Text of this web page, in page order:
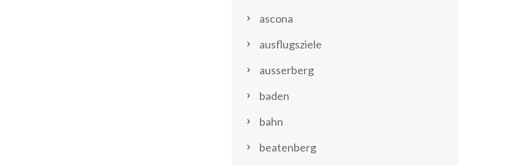
ascona
ausflugsziele
ausserberg
baden
bahn
beatenberg